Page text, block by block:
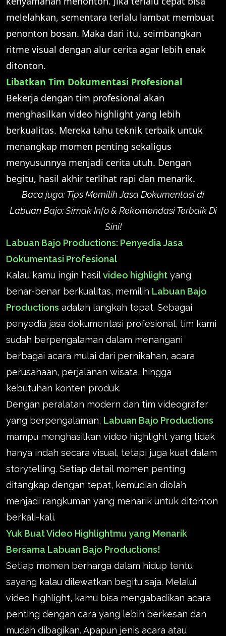
melelahkan, sementara terlalu lambat membuat
penonton bosan. Maka dari itu, seimbangkan
ritme visual dengan alur cerita agar lebih enak
ditonton.
Libatkan Tim Dokumentasi Profesional
Bekerja dengan tim profesional akan
menghasilkan video highlight yang lebih
berkualitas. Mereka tahu teknik terbaik untuk
menangkap momen penting sekaligus
menyusunnya menjadi cerita utuh. Dengan
begitu, hasil akhir terlihat rapi dan menarik.
Baca juga:Tips Memilih Jasa Dokumentasi di
Labuan Bajo: Simak Info & Rekomendasi Terbaik Di
Sini!
Labuan Bajo Productions: Penyedia Jasa
Dokumentasi Profesional
Kalau kamu ingin hasilvideo highlight yang
benar-benar berkualitas, memilih Labuan Bajo
Productions adalah langkah tepat. Sebagai
penyedia jasa dokumentasi profesional, tim kami
sudah berpengalaman dalam menangani
berbagai acara mulai dari pernikahan, acara
perusahaan, perjalanan wisata, hingga
kebutuhan konten produk.
Dengan peralatan modern dan tim videografer
yang berpengalaman, Labuan Bajo Productions
mampu menghasilkan video highlight yang tidak
hanya indah secara visual, tetapi juga kuat dalam
storytelling. Setiap detail momen penting
ditangkap dengan tepat, kemudian diolah
menjadi rangkuman yang menarik untuk ditonton
berkali-kali.
Yuk Buat Video Highlightmu yang Menarik
Bersama Labuan Bajo Productions!
Setiap momen berharga dalam hidup tentu
sayang kalau dilewatkan begitu saja. Melalui
video highlight, kamu bisa mengabadikan acara
penting dengan cara yang lebih berkesan dan
mudah dibagikan. Apapun jenis acara atau